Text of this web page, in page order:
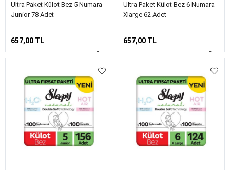
Ultra Paket Külot Bez 5 Numara
Junior 78 Adet
657,00 TL
Ultra Paket Külot Bez 6 Numara
Xlarge 62 Adet
657,00 TL